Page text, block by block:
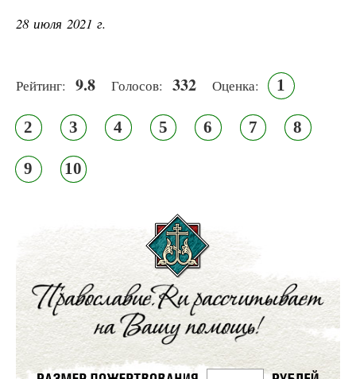
28 июля 2021 г.
Рейтинг: 9.8 Голосов: 332 Оценка: 1
2 3 4 5 6 7 8
9 10